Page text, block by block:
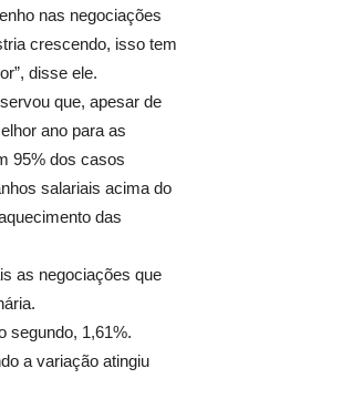
nas negociações
crescendo, isso tem
disse ele.
que, apesar de
ano para as
95% dos casos
salariais acima do
das
as negociações que
segundo, 1,61%.
a variação atingiu